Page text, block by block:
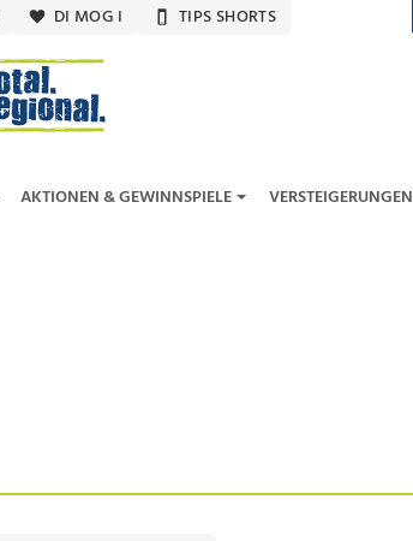
DI MOG I TIPS SHORTS
AKTIONEN & GEWINNSPIELE VERSTEIGERUNGEN